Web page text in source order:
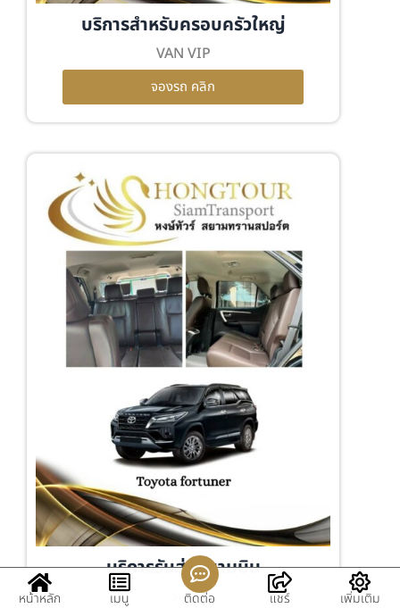
บริการสำหรับครอบครัวใหญ่
VAN VIP
จองรถ คลิก
บริการรับส่งสนามบิน
SUV
หน้าหลัก เมนู ติดต่อ แชร์ เพิ่มเติม